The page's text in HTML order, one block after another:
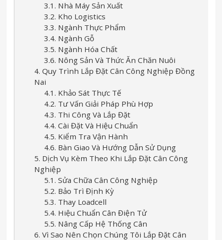
3.1. Nhà Máy Sản Xuất
3.2. Kho Logistics
3.3. Ngành Thực Phẩm
3.4. Ngành Gỗ
3.5. Ngành Hóa Chất
3.6. Nông Sản Và Thức Ăn Chăn Nuôi
4. Quy Trình Lắp Đặt Cân Công Nghiệp Đồng
Nai
4.1. Khảo Sát Thực Tế
4.2. Tư Vấn Giải Pháp Phù Hợp
4.3. Thi Công Và Lắp Đặt
4.4. Cài Đặt Và Hiệu Chuẩn
4.5. Kiểm Tra Vận Hành
4.6. Bàn Giao Và Hướng Dẫn Sử Dụng
5. Dịch Vụ Kèm Theo Khi Lắp Đặt Cân Công
Nghiệp
5.1. Sửa Chữa Cân Công Nghiệp
5.2. Bảo Trì Định Kỳ
5.3. Thay Loadcell
5.4. Hiệu Chuẩn Cân Điện Tử
5.5. Nâng Cấp Hệ Thống Cân
6. Vì Sao Nên Chọn Chúng Tôi Lắp Đặt Cân